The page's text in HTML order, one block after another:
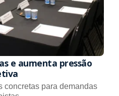
e aumenta pressão
concretas para demandas